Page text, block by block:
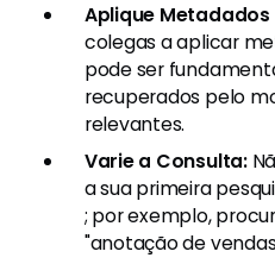
Aplique
colegas a aplicar
pode ser
recuperados pelo
relevantes.
Varie a Consulta:
a sua primeira
; por exemplo,
"anotação de